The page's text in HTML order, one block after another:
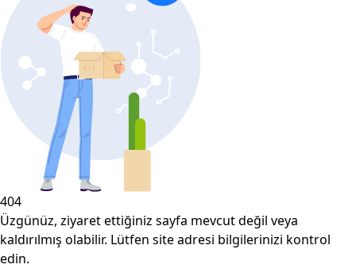
404
Üzgünüz, ziyaret ettiğiniz sayfa mevcut değil veya
kaldırılmış olabilir. Lütfen site adresi bilgilerinizi kontrol
edin.